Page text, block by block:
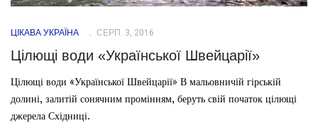
ЦІКАВА УКРАЇНА СЕРП. 3, 2016
Цілющі води «Української Швейцарії»
Цілющі води «Української Швейцарії» В мальовничій гірській
долині, залитій сонячним промінням, беруть свій початок цілющі
джерела Східниці.